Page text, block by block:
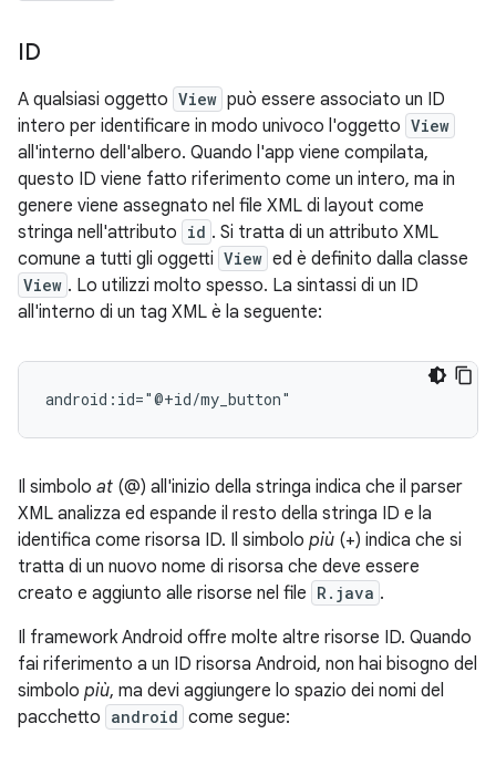
ID
A qualsiasi oggetto View può essere associato un ID
intero per identificare in modo univoco l'oggetto View
all'interno dell'albero. Quando l'app viene compilata,
questo ID viene fatto riferimento come un intero, ma in
genere viene assegnato nel file XML di layout come
stringa nell'attributo id . Si tratta di un attributo XML
comune a tutti gli oggetti View ed è definito dalla classe
View . Lo utilizzi molto spesso. La sintassi di un ID
all'interno di un tag XML è la seguente:
android:id="@+id/my_button"
Il simbolo at (@) all'inizio della stringa indica che il parser
XML analizza ed espande il resto della stringa ID e la
identifica come risorsa ID. Il simbolo più (+) indica che si
tratta di un nuovo nome di risorsa che deve essere
creato e aggiunto alle risorse nel file R.java .
Il framework Android offre molte altre risorse ID. Quando
fai riferimento a un ID risorsa Android, non hai bisogno del
simbolo più, ma devi aggiungere lo spazio dei nomi del
pacchetto android come segue: